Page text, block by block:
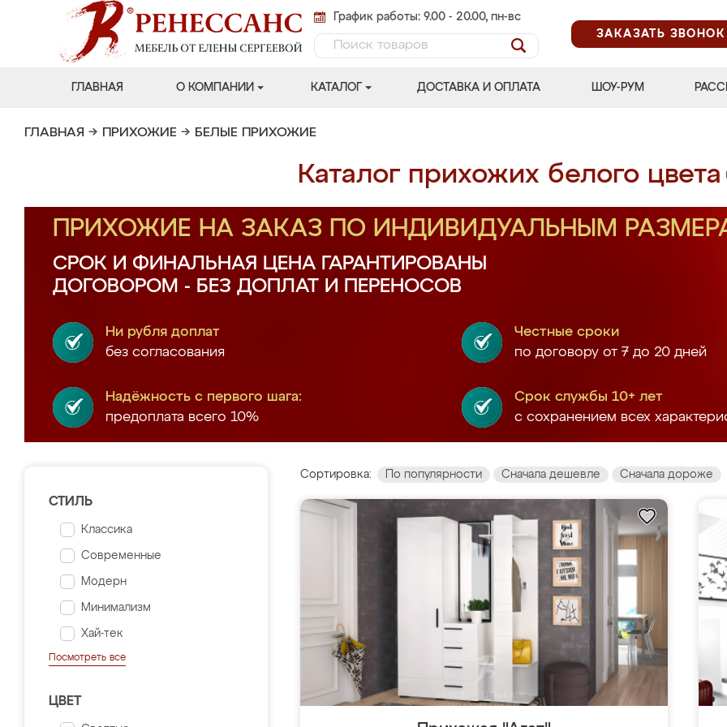
График работы: 9.00 - 20.00, пн-вс
ЗАКАЗАТЬ ЗВОНОК
ГЛАВНАЯ О КОМПАНИИ КАТАЛОГ ДОСТАВКА И ОПЛАТА ШОУ-РУМ
ГЛАВНАЯ → ПРИХОЖИЕ → БЕЛЫЕ ПРИХОЖИЕ
Каталог прихожих белого цвета
ПРИХОЖИЕ НА ЗАКАЗ ПО ИНДИВИДУАЛЬНЫМ
СРОК И ФИНАЛЬНАЯ ЦЕНА ГАРАНТИРОВАНЫ
ДОГОВОРОМ - БЕЗ ДОПЛАТ И ПЕРЕНОСОВ
Ни рубля доплат
без согласования
Честные сроки
по договору от 7 до 20 дней
Надёжность с первого шага:
предоплата всего 10%
Срок службы 10+ лет
с сохранением всех
СТИЛЬ
Классика
Современные
Модерн
Минимализм
Хай-тек
Посмотреть все
ЦВЕТ
Сортировка: По популярности Сначала дешевле Сначала дороже